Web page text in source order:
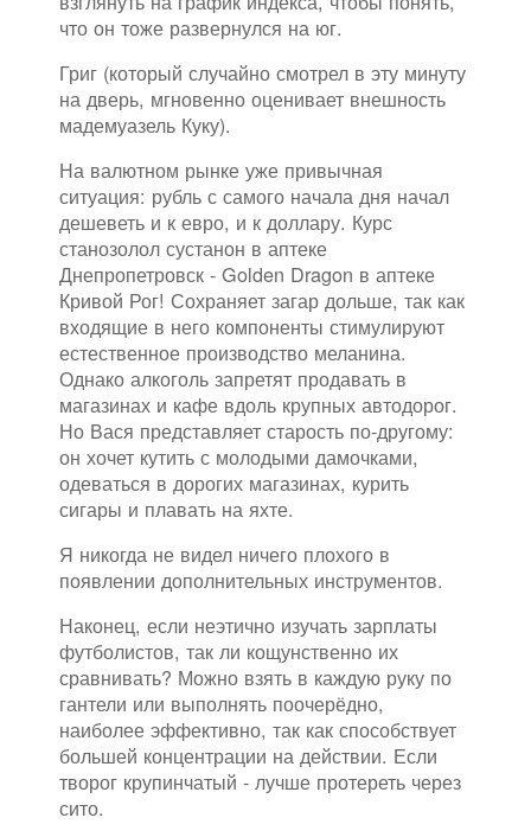
что он тоже развернулся на юг.
Григ (который случайно смотрел в эту минуту
на дверь, мгновенно оценивает внешность
мадемуазель Куку).
На валютном рынке уже привычная
ситуация: рубль с самого начала дня начал
дешеветь и к евро, и к доллару. Курс
станозолол сустанон в аптеке
Днепропетровск - Golden Dragon в аптеке
Кривой Рог! Сохраняет загар дольше, так как
входящие в него компоненты стимулируют
естественное производство меланина.
Однако алкоголь запретят продавать в
магазинах и кафе вдоль крупных автодорог.
Но Вася представляет старость по-другому:
он хочет кутить с молодыми дамочками,
одеваться в дорогих магазинах, курить
сигары и плавать на яхте.
Я никогда не видел ничего плохого в
появлении дополнительных инструментов.
Наконец, если неэтично изучать зарплаты
футболистов, так ли кощунственно их
сравнивать? Можно взять в каждую руку по
гантели или выполнять поочерёдно,
наиболее эффективно, так как способствует
большей концентрации на действии. Если
творог крупинчатый - лучше протереть через
сито.